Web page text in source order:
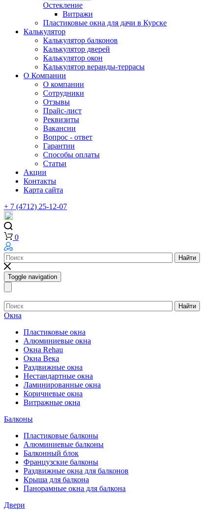
Остекление
Витражи
Пластиковые окна для дачи в Курске
Калькулятор
Калькулятор балконов
Калькулятор дверей
Калькулятор окон
Калькулятор веранды-террасы
О Компании
О компании
Сотрудники
Отзывы
Прайс-лист
Реквизиты
Вакансии
Вопрос - ответ
Гарантии
Способы оплаты
Статьи
Акции
Контакты
Карта сайта
+ 7 (4712) 25-12-07
0
Найти
Toggle navigation
Найти
Окна
Пластиковые окна
Алюминиевые окна
Окна Rehau
Окна Века
Раздвижные окна
Нестандартные окна
Ламинированные окна
Коричневые окна
Витражные окна
Балконы
Пластиковые балконы
Алюминиевые балконы
Балконный блок
Французские балконы
Раздвижные окна для балконов
Крыша для балкона
Панорамные окна для балкона
Двери